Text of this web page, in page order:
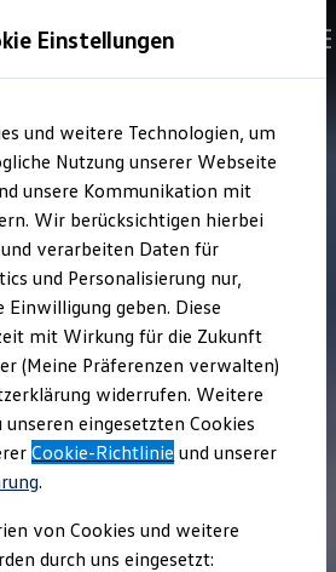
Fahrzeuge
und Gebrauchtwagen
Zertifizierte Gebrauchtwagen
bei Gebrauchtwagen
Einstellungen
und weitere Technologien, um
Nutzung unserer Webseite
unsere Kommunikation mit
Wir berücksichtigen hierbei
verarbeiten Daten für
und Personalisierung nur,
Einwilligung geben. Diese
mit Wirkung für die Zukunft
(Meine Präferenzen verwalten)
widerrufen. Weitere
eingesetzten Cookies
Cookie-Richtlinie und unserer
.
von Cookies und weitere
durch uns eingesetzt: